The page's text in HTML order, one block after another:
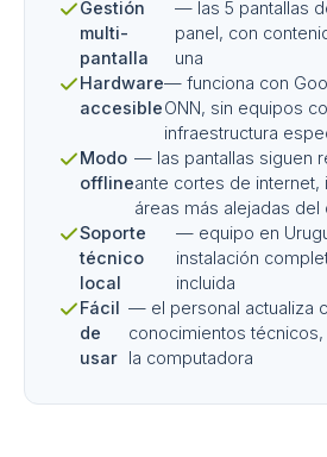
Gestión
multi-
pantalla
— las 5 pantallas
panel, con
una
Hardware
accesible
— funciona con
ONN, sin equipos
infraestructura
Modo
offline
— las pantallas siguen
ante cortes de internet,
áreas más alejadas del
Soporte
técnico
local
— equipo en
instalación
incluida
Fácil
de
usar
— el personal actualiza
conocimientos
la computadora